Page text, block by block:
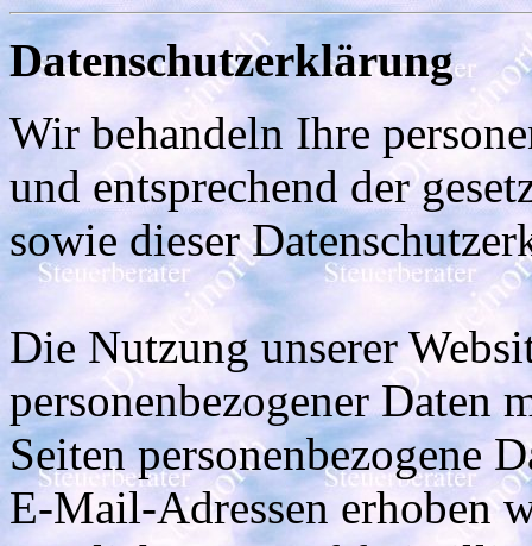
Datenschutzerklärung
Wir behandeln Ihre
und entsprechend der
sowie dieser
Die Nutzung unserer
personenbezogener Daten
Seiten personenbezogene
E-Mail-Adressen erhoben